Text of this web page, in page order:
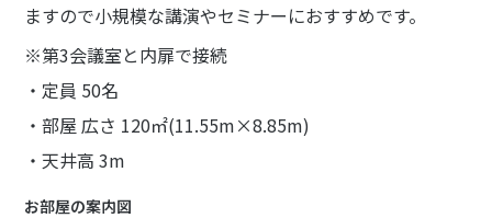
ますので小規模な講演やセミナーにおすすめです。
※第3会議室と内扉で接続
・定員 50名
・部屋 広さ 120㎡(11.55m×8.85m)
・天井高 3m
お部屋の案内図